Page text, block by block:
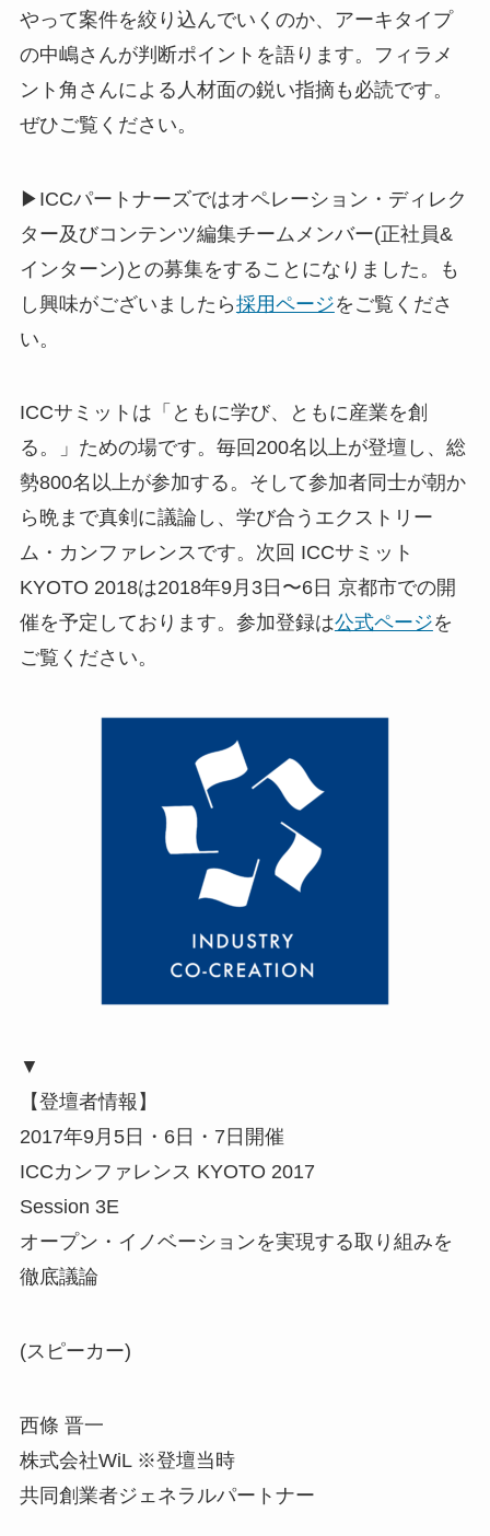
やって案件を絞り込んでいくのか、アーキタイプ
の中嶋さんが判断ポイントを語ります。フィラメ
ント角さんによる人材面の鋭い指摘も必読です。
ぜひご覧ください。
▶ICCパートナーズではオペレーション・ディレク
ター及びコンテンツ編集チームメンバー(正社員&
インターン)との募集をすることになりました。も
し興味がございましたら採用ページをご覧くださ
い。
ICCサミットは「ともに学び、ともに産業を創
る。」ための場です。毎回200名以上が登壇し、総
勢800名以上が参加する。そして参加者同士が朝か
ら晩まで真剣に議論し、学び合うエクストリー
ム・カンファレンスです。次回 ICCサミット
KYOTO 2018は2018年9月3日〜6日 京都市での開
催を予定しております。参加登録は公式ページを
ご覧ください。
▼
【登壇者情報】
2017年9月5日・6日・7日開催
ICCカンファレンス KYOTO 2017
Session 3E
オープン・イノベーションを実現する取り組みを
徹底議論
(スピーカー)
西條 晋一
株式会社WiL ※登壇当時
共同創業者ジェネラルパートナー